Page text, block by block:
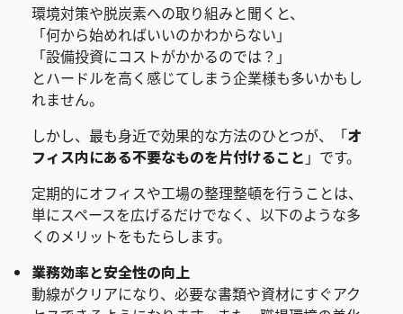
環境対策や脱炭素への取り組みと聞くと、
「何から始めればいいのかわからない」
「設備投資にコストがかかるのでは？」
とハードルを高く感じてしまう企業様も多いかもし
れません。
しかし、最も身近で効果的な方法のひとつが、「オ
フィス内にある不要なものを片付けること 」です。
定期的にオフィスや工場の整理整頓を行うことは、
単にスペースを広げるだけでなく、以下のような多
くのメリットをもたらします。
業務効率と安全性の向上
動線がクリアになり、必要な書類や資材にすぐアク